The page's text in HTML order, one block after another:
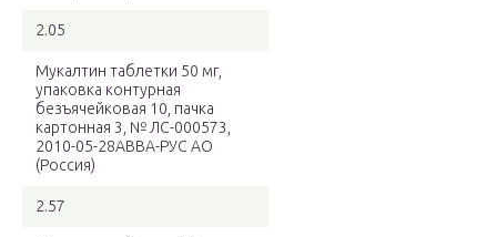
2.05
Мукалтин таблетки 50 мг,
упаковка контурная
безъячейковая 10, пачка
картонная 3, № ЛС-000573,
2010-05-28АВВА-РУС АО
(Россия)
2.57